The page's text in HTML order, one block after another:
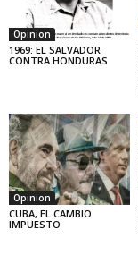
Opinion
1969: EL SALVADOR
CONTRA HONDURAS
Opinion
CUBA, EL CAMBIO
IMPUESTO